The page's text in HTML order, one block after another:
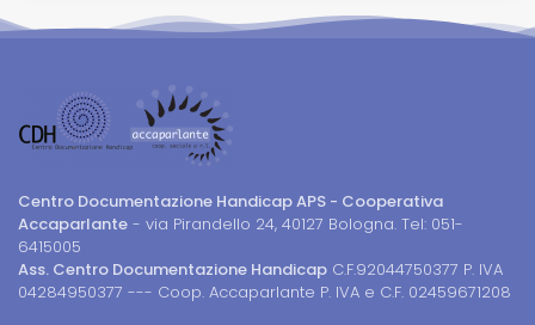
Centro Documentazione Handicap APS - Cooperativa
Accaparlante - via Pirandello 24, 40127 Bologna. Tel: 051-
6415005
Ass. Centro Documentazione Handicap C.F.92044750377 P. IVA
04284950377 --- Coop. Accaparlante P. IVA e C.F. 02459671208